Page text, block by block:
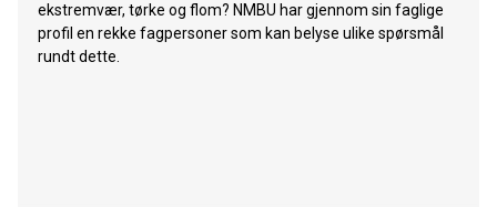
ekstremvær, tørke og flom? NMBU har gjennom sin faglige
profil en rekke fagpersoner som kan belyse ulike spørsmål
rundt dette.